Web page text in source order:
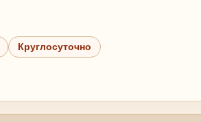
Круглосуточно